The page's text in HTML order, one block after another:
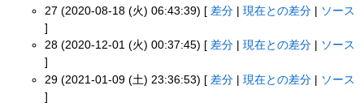
27 (2020-08-18 (火) 06:43:39) [ 差分 |現在との差分 | ソース
]
28 (2020-12-01 (火) 00:37:45) [ 差分 |現在との差分
ソース
]
29 (2021-01-09 (土) 23:36:53) [ 差分 |現在との差分
ソース
]